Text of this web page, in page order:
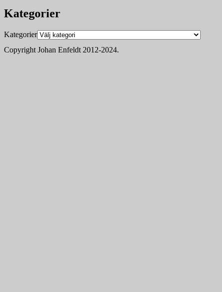
Kategorier
Kategorier
Copyright Johan Enfeldt 2012-2024.